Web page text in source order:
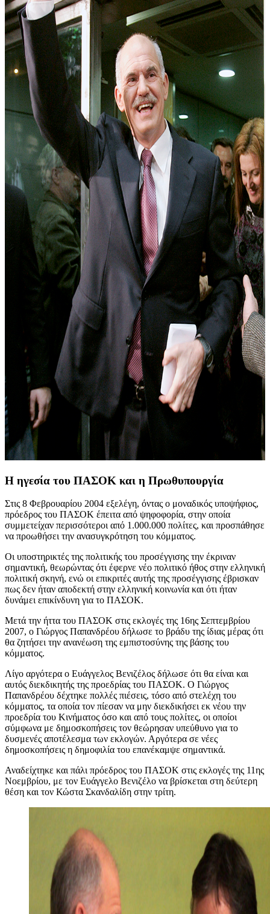
Η ηγεσία του ΠΑΣΟΚ και η Πρωθυπουργία
Στις 8 Φεβρουαρίου 2004 εξελέγη, όντας ο μοναδικός υποψήφιος,
πρόεδρος του ΠΑΣΟΚ έπειτα από ψηφοφορία, στην οποία
συμμετείχαν περισσότεροι από 1.000.000 πολίτες, και προσπάθησε
να προωθήσει την ανασυγκρότηση του κόμματος.
Οι υποστηρικτές της πολιτικής του προσέγγισης την έκριναν
σημαντική, θεωρώντας ότι έφερνε νέο πολιτικό ήθος στην ελληνική
πολιτική σκηνή, ενώ οι επικριτές αυτής της προσέγγισης έβρισκαν
πως δεν ήταν αποδεκτή στην ελληνική κοινωνία και ότι ήταν
δυνάμει επικίνδυνη για το ΠΑΣΟΚ.
Μετά την ήττα του ΠΑΣΟΚ στις εκλογές της 16ης Σεπτεμβρίου
2007, ο Γιώργος Παπανδρέου δήλωσε το βράδυ της ίδιας μέρας ότι
θα ζητήσει την ανανέωση της εμπιστοσύνης της βάσης του
κόμματος.
Λίγο αργότερα ο Ευάγγελος Βενιζέλος δήλωσε ότι θα είναι και
αυτός διεκδικητής της προεδρίας του ΠΑΣΟΚ. Ο Γιώργος
Παπανδρέου δέχτηκε πολλές πιέσεις, τόσο από στελέχη του
κόμματος, τα οποία τον πίεσαν να μην διεκδικήσει εκ νέου την
προεδρία του Κινήματος όσο και από τους πολίτες, οι οποίοι
σύμφωνα με δημοσκοπήσεις τον θεώρησαν υπεύθυνο για το
δυσμενές αποτέλεσμα των εκλογών. Αργότερα σε νέες
δημοσκοπήσεις η δημοφιλία του επανέκαμψε σημαντικά.
Αναδείχτηκε και πάλι πρόεδρος του ΠΑΣΟΚ στις εκλογές της 11ης
Νοεμβρίου, με τον Ευάγγελο Βενιζέλο να βρίσκεται στη δεύτερη
θέση και τον Κώστα Σκανδαλίδη στην τρίτη.